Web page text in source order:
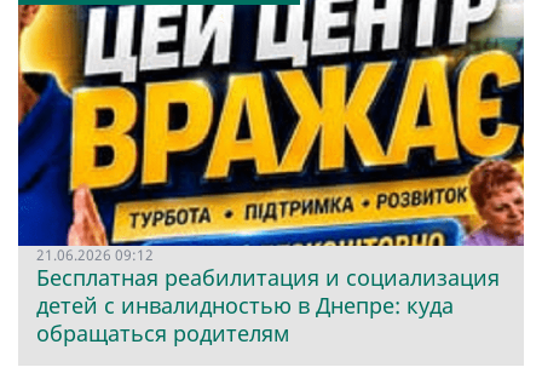
21.06.2026 09:12
Бесплатная реабилитация и социализация
детей с инвалидностью в Днепре: куда
обращаться родителям